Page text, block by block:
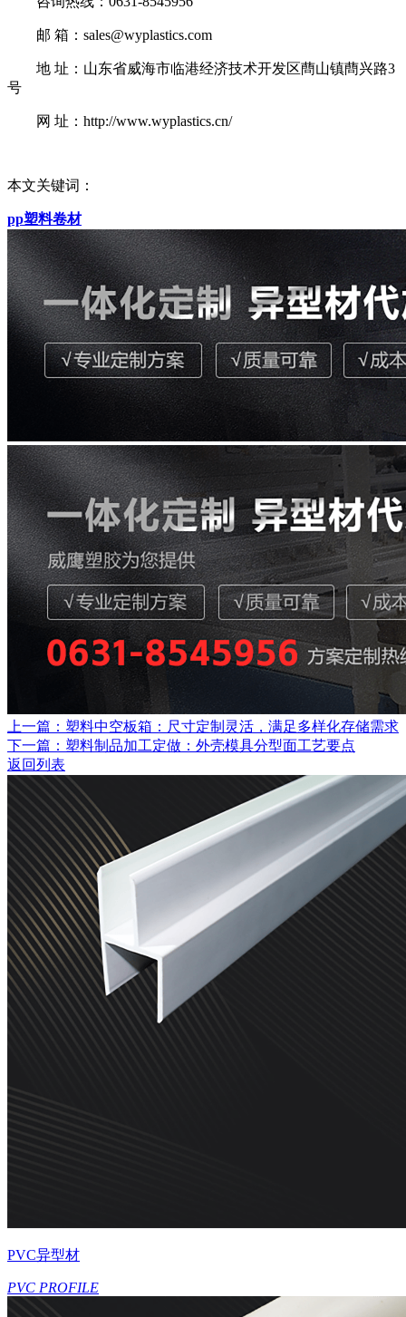
邮 箱：sales@wyplastics.com
地 址：山东省威海市临港经济技术开发区蔄山镇蔄兴路3
号
网 址：http://www.wyplastics.cn/
本文关键词：
pp塑料卷材
上一篇：塑料中空板箱：尺寸定制灵活，满足多样化存储需求
下一篇：塑料制品加工定做：外壳模具分型面工艺要点
返回列表
PVC异型材
PVC PROFILE